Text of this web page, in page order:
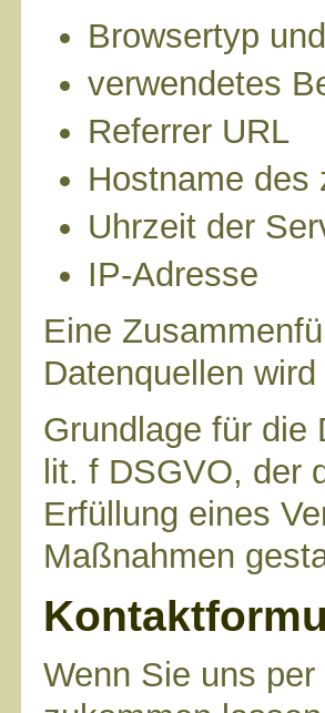
Browsertyp
verwendetes
Referrer URL
Hostname des
Uhrzeit der
IP-Adresse
Eine
Datenquellen
Grundlage für die
lit. f DSGVO, der
Erfüllung eines
Maßnahmen
Wenn Sie uns